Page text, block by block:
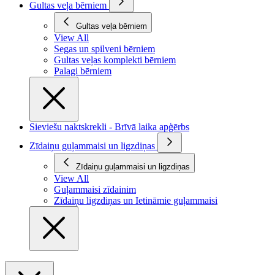
Gultas veļa bērniem
Gultas veļa bērniem
View All
Segas un spilveni bērniem
Gultas veļas komplekti bērniem
Palagi bērniem
Sieviešu naktskrekli - Brīvā laika apģērbs
Zīdaiņu guļammaisi un ligzdiņas
Zīdaiņu guļammaisi un ligzdiņas
View All
Guļammaisi zīdainim
Zīdaiņu ligzdiņas un Ietināmie guļammaisi